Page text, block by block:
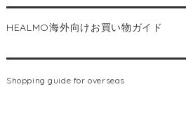
HEALMO海外向けお買い物ガイド
Shopping guide for overseas